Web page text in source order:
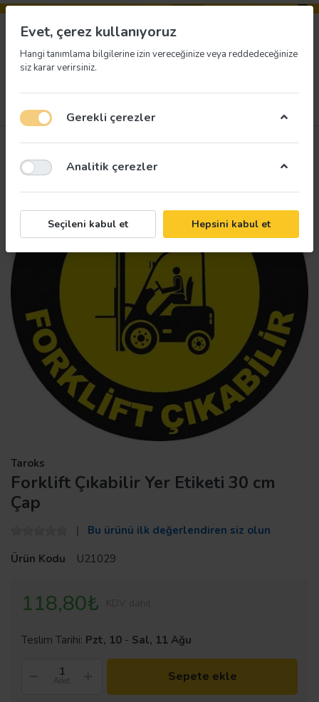
Taroks
Forklift Çıkabilir Yer Etiketi 30 cm
Çap
Bu ürünü ilk değerlendiren siz olun
Ürün Kodu
U21029
118,80₺
Teslim Tarihi: Pzt, 10 - Sal, 11 Ağu
Adet Sepete ekle
Evet, çerez kullanıyoruz
Hangi tanımlama bilgilerine izin vereceğinize veya reddedeceğinize
siz karar verirsiniz.
Gerekli çerezler
Analitik çerezler
Seçileni kabul et Hepsini kabul et